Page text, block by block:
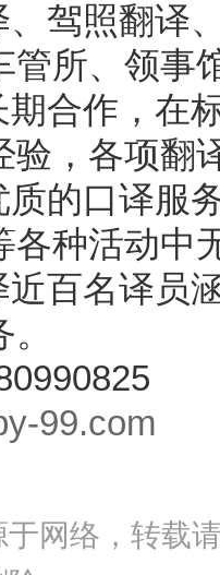
驾照翻译
管所、领事
合作，在
验，各项翻
的口译服
各种活动中
百名译员
99.com
网络，转载